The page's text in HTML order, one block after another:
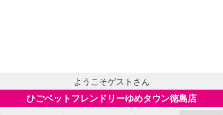
ようこそゲストさん
ひごペットフレンドリーゆめタウン徳島店